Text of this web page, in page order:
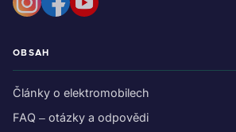
OBSAH
Články o elektromobilech
FAQ – otázky a odpovědi